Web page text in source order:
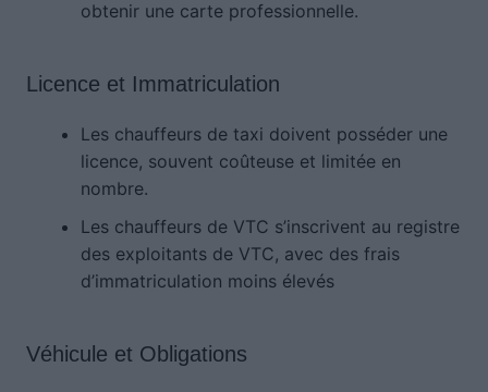
obtenir une carte professionnelle.
Licence et Immatriculation
Les chauffeurs de taxi doivent posséder une
licence, souvent coûteuse et limitée en
nombre.
Les chauffeurs de VTC s’inscrivent au registre
des exploitants de VTC, avec des frais
d’immatriculation moins élevés
Véhicule et Obligations